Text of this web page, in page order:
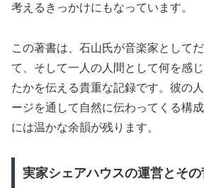
考えるきっかけにもなっています。
この著書は、石山氏が音楽家として
て、そして一人の人間として何を感
たかを伝える貴重な記録です。彼の
ージを通して自然に伝わってくる構
には温かな余韻が残ります。
実家シェアハウスの運営とその